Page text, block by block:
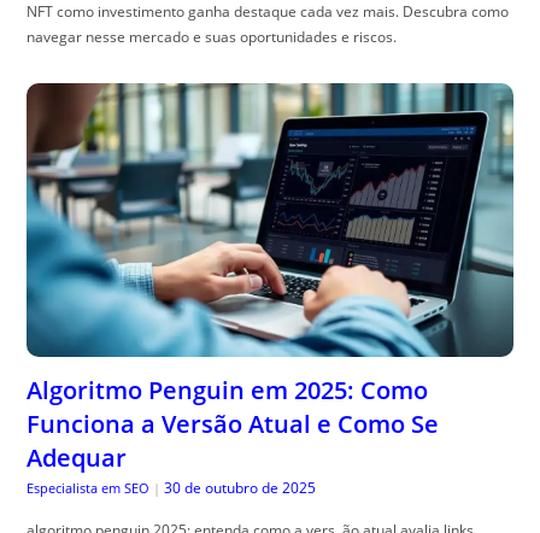
NFT como investimento ganha destaque cada vez mais. Descubra como
navegar nesse mercado e suas oportunidades e riscos.
Algoritmo Penguin em 2025: Como
Funciona a Versão Atual e Como Se
Adequar
Especialista em SEO | 30 de outubro de 2025